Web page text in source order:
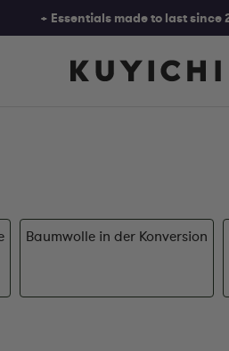
+ Essentials made to last since
Baumwolle in der Konversion